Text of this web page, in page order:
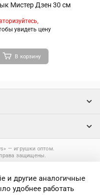
Мистер Дзен 30 см
увидеть цену
В корзину
― игрушки оптом.
защищены.
другие аналогичные
удобнее работать